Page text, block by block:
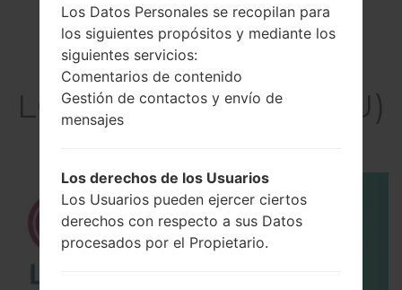
El vídeo
LGD373EU(LGD373EU)
akaLG L80 Dual
Los Datos Personales se recopilan para
los siguientes propósitos y mediante los
siguientes servicios:
Comentarios de contenido
Gestión de contactos y envío de
mensajes
Los derechos de los Usuarios
Los Usuarios pueden ejercer ciertos
derechos con respecto a sus Datos
procesados por el Propietario.